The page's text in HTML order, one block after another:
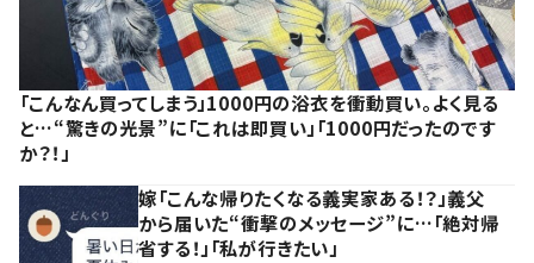
「こんなん買ってしまう」1000円の浴衣を衝動買い。よく見る
と…“驚きの光景”に「これは即買い」「1000円だったのです
か？！」
嫁「こんな帰りたくなる義実家ある！？」義父
から届いた“衝撃のメッセージ”に…「絶対帰
省する！」「私が行きたい」